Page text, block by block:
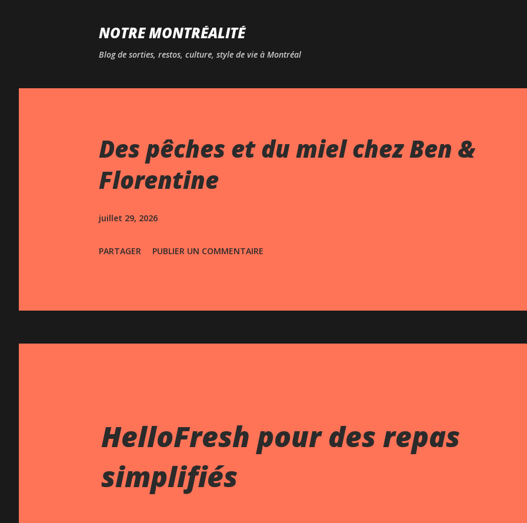
NOTRE MONTRÉALITÉ
Blog de sorties, restos, culture, style de vie à Montréal
Des pêches et du miel chez Ben &
Florentine
juillet 29, 2026
PARTAGER PUBLIER UN COMMENTAIRE
HelloFresh pour des repas
simplifiés